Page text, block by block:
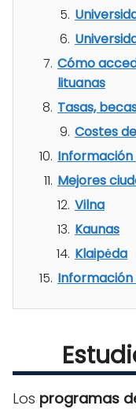
Cómo
lituanas
Tasas,
Costes
Mejores
Vilna
Kaunas
Klaipėda
Los programas